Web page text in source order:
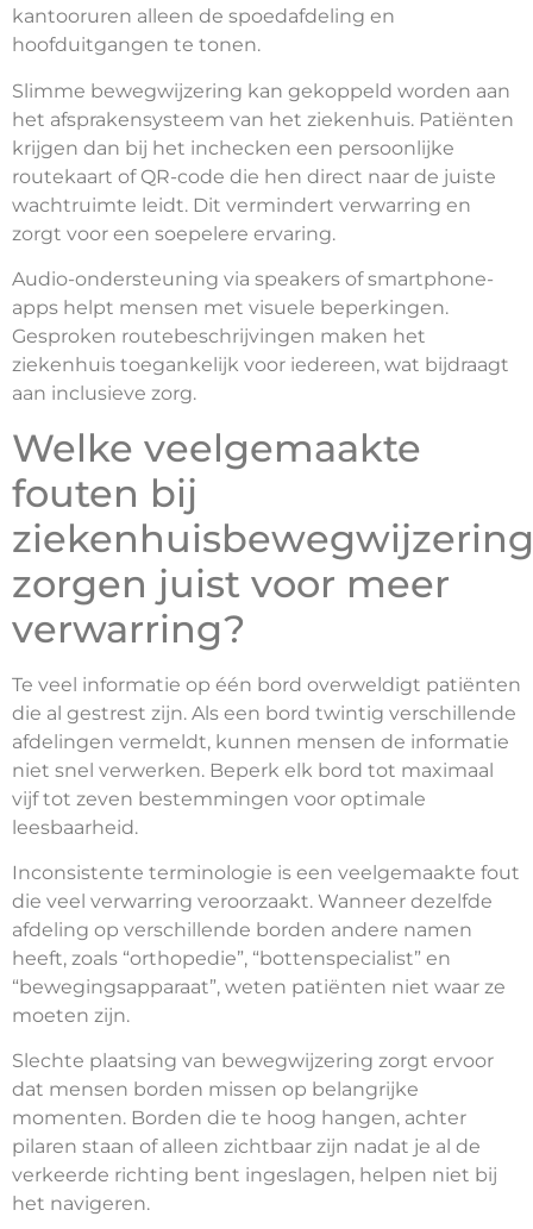
kantooruren alleen de spoedafdeling en
hoofduitgangen te tonen.
Slimme bewegwijzering kan gekoppeld worden aan
het afsprakensysteem van het ziekenhuis. Patiënten
krijgen dan bij het inchecken een persoonlijke
routekaart of QR-code die hen direct naar de juiste
wachtruimte leidt. Dit vermindert verwarring en
zorgt voor een soepelere ervaring.
Audio-ondersteuning via speakers of smartphone-
apps helpt mensen met visuele beperkingen.
Gesproken routebeschrijvingen maken het
ziekenhuis toegankelijk voor iedereen, wat bijdraagt
aan inclusieve zorg.
Welke veelgemaakte
fouten bij
ziekenhuisbewegwijzering
zorgen juist voor meer
verwarring?
Te veel informatie op één bord overweldigt patiënten
die al gestrest zijn. Als een bord twintig verschillende
afdelingen vermeldt, kunnen mensen de informatie
niet snel verwerken. Beperk elk bord tot maximaal
vijf tot zeven bestemmingen voor optimale
leesbaarheid.
Inconsistente terminologie is een veelgemaakte fout
die veel verwarring veroorzaakt. Wanneer dezelfde
afdeling op verschillende borden andere namen
heeft, zoals “orthopedie”, “bottenspecialist” en
“bewegingsapparaat”, weten patiënten niet waar ze
moeten zijn.
Slechte plaatsing van bewegwijzering zorgt ervoor
dat mensen borden missen op belangrijke
momenten. Borden die te hoog hangen, achter
pilaren staan of alleen zichtbaar zijn nadat je al de
verkeerde richting bent ingeslagen, helpen niet bij
het navigeren.